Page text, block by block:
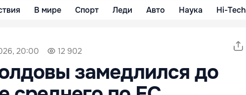
В мире Спорт Леди Авто Наука Hi-Tech
20:00 12 902
замедлился до